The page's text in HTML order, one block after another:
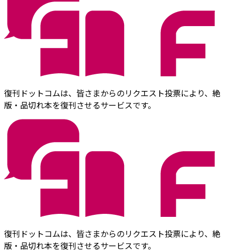
復刊ドットコムは、皆さまからのリクエスト投票により、絶
版・品切れ本を復刊させるサービスです。
復刊ドットコムは、皆さまからのリクエスト投票により、絶
版・品切れ本を復刊させるサービスです。